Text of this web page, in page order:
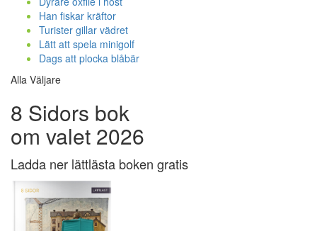
Han fiskar kräftor
Turister gillar vädret
Lätt att spela minigolf
Dags att plocka blåbär
Alla Väljare
8 Sidors bok
om valet 2026
Ladda ner lättlästa boken gratis